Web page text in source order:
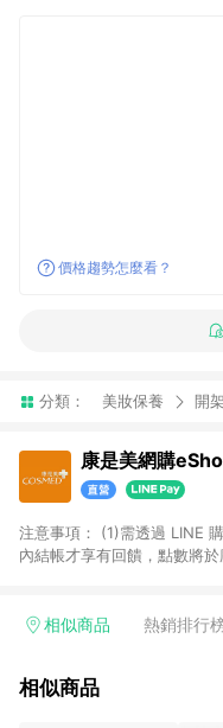
價格趨勢怎麼看？
分類： 美妝保養 開
康是美網購
注意事項：​ (1)需透過 LINE
內結帳才享有回饋，點數將
黃金鑽飾/精品相關/3C數位(
饋%」，將於訂單成立後由「
相似商品 熱銷排行
相似商品